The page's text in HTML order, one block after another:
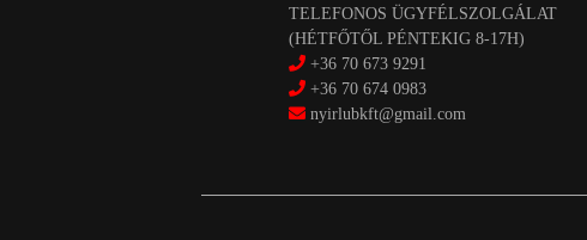
TELEFONOS ÜGYFÉLSZOLGÁLAT
(HÉTFŐTŐL PÉNTEKIG 8-17H)
+36 70 673 9291
+36 70 674 0983
nyirlubkft@gmail.com